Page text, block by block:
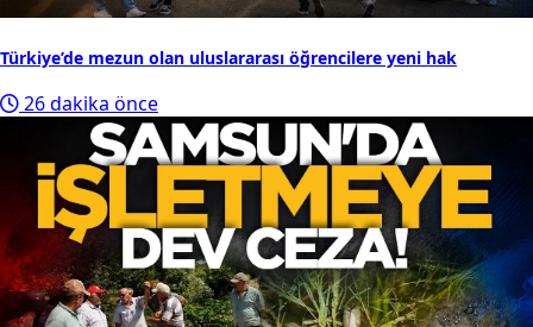
Türkiye’de mezun olan uluslararası öğrencilere yeni hak
26 dakika önce